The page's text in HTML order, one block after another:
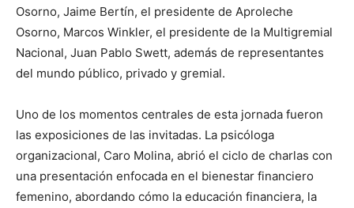
Osorno, Jaime Bertín, el presidente de Aproleche
Osorno, Marcos Winkler, el presidente de la Multigremial
Nacional, Juan Pablo Swett, además de representantes
del mundo público, privado y gremial.
Uno de los momentos centrales de esta jornada fueron
las exposiciones de las invitadas. La psicóloga
organizacional, Caro Molina, abrió el ciclo de charlas con
una presentación enfocada en el bienestar financiero
femenino, abordando cómo la educación financiera, la